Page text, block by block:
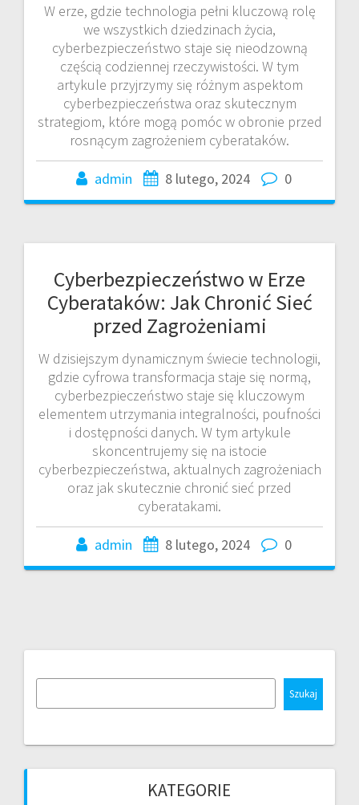
W erze, gdzie technologia pełni kluczową rolę
we wszystkich dziedzinach życia,
cyberbezpieczeństwo staje się nieodzowną
częścią codziennej rzeczywistości. W tym
artykule przyjrzymy się różnym aspektom
cyberbezpieczeństwa oraz skutecznym
strategiom, które mogą pomóc w obronie przed
rosnącym zagrożeniem cyberataków.
admin 8 lutego, 2024 0
Cyberbezpieczeństwo w Erze
Cyberataków: Jak Chronić Sieć
przed Zagrożeniami
W dzisiejszym dynamicznym świecie technologii,
gdzie cyfrowa transformacja staje się normą,
cyberbezpieczeństwo staje się kluczowym
elementem utrzymania integralności, poufności
i dostępności danych. W tym artykule
skoncentrujemy się na istocie
cyberbezpieczeństwa, aktualnych zagrożeniach
oraz jak skutecznie chronić sieć przed
cyberatakami.
admin 8 lutego, 2024 0
Szukaj
KATEGORIE